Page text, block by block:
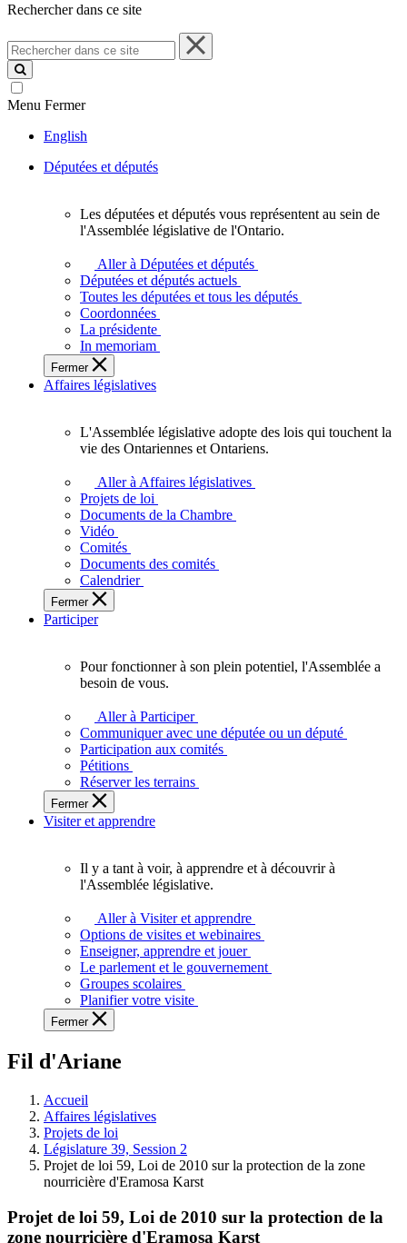
Rechercher dans ce site
Rechercher
dans
ce
site
Menu Fermer
English
Députées et députés
députés
vous
représentent
sein
de
l'Assemblée
législative
l'Ontario.
Les députées et députés vous représentent au sein de
l'Assemblée législative de l'Ontario.
Aller à Députées et députés
Députées et députés actuels
Toutes les députées et tous les députés
Coordonnées
La présidente
In memoriam
Fermer
Affaires législatives
L'Assemblée
adopte
touchent
des
Ontariennes
et
L'Assemblée législative adopte des lois qui touchent la
vie des Ontariennes et Ontariens.
Aller à Affaires législatives
Projets de loi
Documents de la Chambre
Vidéo
Comités
Documents des comités
Calendrier
Fermer
Participer
plein
potentiel,
l'Assemblée
a
besoin
de
Pour fonctionner à son plein potentiel, l'Assemblée a
besoin de vous.
Aller à Participer
Communiquer avec une députée ou un député
Participation aux comités
Pétitions
Réserver les terrains
Fermer
Visiter et apprendre
voir,
apprendre
et
à
à
législative.
Il y a tant à voir, à apprendre et à découvrir à
l'Assemblée législative.
Aller à Visiter et apprendre
Options de visites et webinaires
Enseigner, apprendre et jouer
Le parlement et le gouvernement
Groupes scolaires
Planifier votre visite
Fermer
Fil d'Ariane
Accueil
Affaires législatives
Projets de loi
Législature 39, Session 2
Projet de loi 59, Loi de 2010 sur la protection de la zone
nourricière d'Eramosa Karst
Projet de loi 59, Loi de 2010 sur la protection de la
zone nourricière d'Eramosa Karst